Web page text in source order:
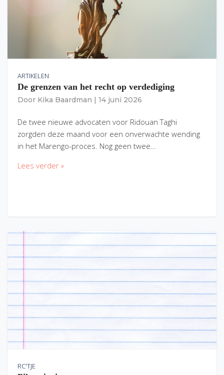
ARTIKELEN
De grenzen van het recht op verdediging
Door Kika Baardman 14 juni 2026
De twee nieuwe advocaten voor Ridouan Taghi
zorgden deze maand voor een onverwachte wending
in het Marengo-proces. Nog geen twee…
Lees verder »
RC'TJE